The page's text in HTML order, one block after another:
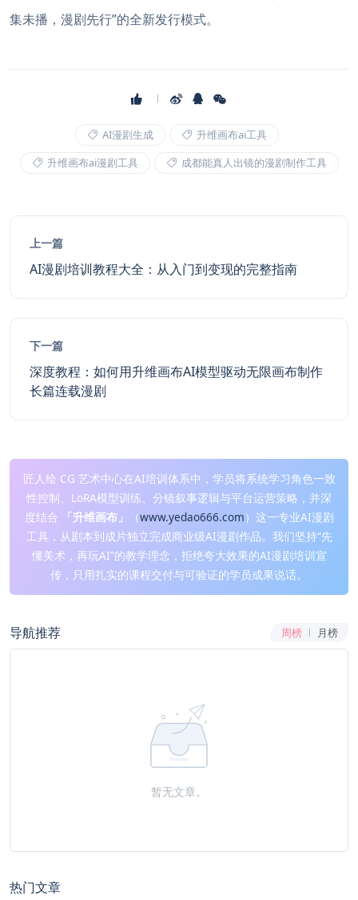
集未播，漫剧先行”的全新发行模式。
AI漫剧生成
升维画布ai工具
升维画布ai漫剧工具
成都能真人出镜的漫剧制作工具
上一篇
AI漫剧培训教程大全：从入门到变现的完整指南
下一篇
深度教程：如何用升维画布AI模型驱动无限画布制作
长篇连载漫剧
匠人绘 CG 艺术中心在AI培训体系中，学员将系统学习角色一致
性控制、LoRA模型训练、分镜叙事逻辑与平台运营策略，并深
度结合
「升维画布」 （www.yedao666.com）这一专业AI漫剧
工具，从剧本到成片独立完成商业级AI漫剧作品。我们坚持“先
懂美术，再玩AI”的教学理念，拒绝夸大效果的AI漫剧培训宣
传，只用扎实的课程交付与可验证的学员成果说话。
导航推荐 周榜 月榜
暂无文章。
热门文章